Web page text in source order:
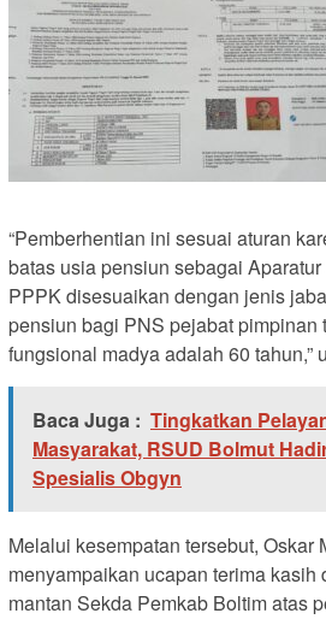
“Pemberhentian ini sesuai aturan
batas usia pensiun sebagai
PPPK disesuaikan dengan jenis
pensiun bagi PNS pejabat pimpinan
fungsional madya adalah 60 tahun,”
Baca Juga : Tingkatkan
Masyarakat, RSUD Bolmut
Spesialis Obgyn
Melalui kesempatan tersebut, Oskar
menyampaikan ucapan terima
mantan Sekda Pemkab Boltim atas